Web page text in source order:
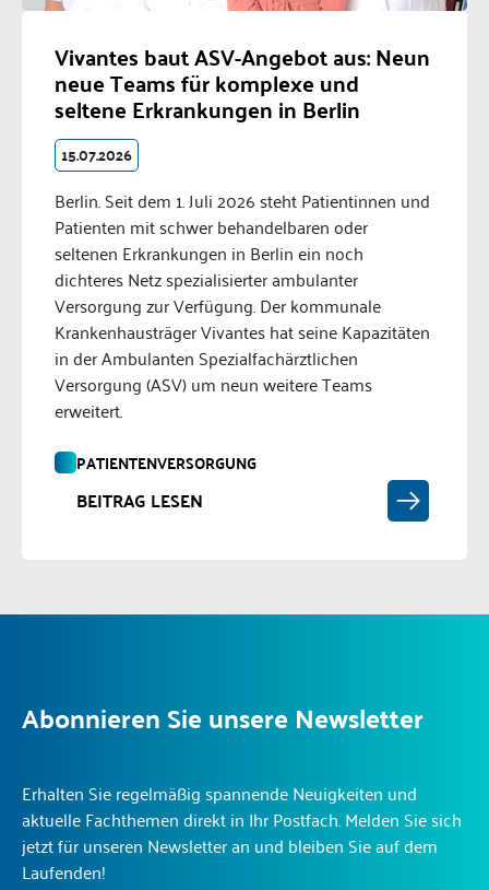
Vivantes baut ASV-Angebot aus: Neun
neue Teams für komplexe und
seltene Erkrankungen in Berlin
15.07.2026
Berlin. Seit dem 1. Juli 2026 steht Patientinnen und
Patienten mit schwer behandelbaren oder
seltenen Erkrankungen in Berlin ein noch
dichteres Netz spezialisierter ambulanter
Versorgung zur Verfügung. Der kommunale
Krankenhausträger Vivantes hat seine Kapazitäten
in der Ambulanten Spezialfachärztlichen
Versorgung (ASV) um neun weitere Teams
erweitert.
PATIENTENVERSORGUNG
BEITRAG LESEN
Abonnieren Sie unsere Newsletter
Erhalten Sie regelmäßig spannende Neuigkeiten und
aktuelle Fachthemen direkt in Ihr Postfach. Melden Sie sich
jetzt für unseren Newsletter an und bleiben Sie auf dem
Laufenden!